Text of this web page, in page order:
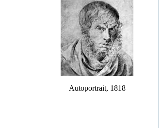
Autoportrait, 1818